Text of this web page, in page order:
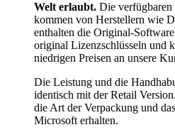
Welt erlaubt. Die verfügbaren
kommen von Herstellern wie
enthalten die Original-
original Lizenzschlüsseln und
niedrigen Preisen an unsere
Die Leistung und die
identisch mit der Retail
die Art der Verpackung und
Microsoft erhalten.